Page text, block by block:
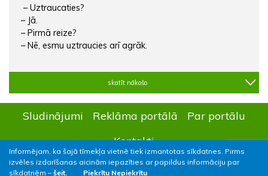
Informējam, ka šajā tīmekļa vietnē tiek izmantotas sīkdatnes. Pirms
izvēles izdarīšanas aicinām iepazīties ar papildus informāciju par
sīkdatnēm – šeit. Piekrītu Nepiekrītu
– Uztraucaties?
– Jā.
– Pirmā reize?
– Nē, esmu uztraucies arī agrāk.
skatīt nākošo
Sludinājumi Reklāma portālā
Par portālu
Kontakti